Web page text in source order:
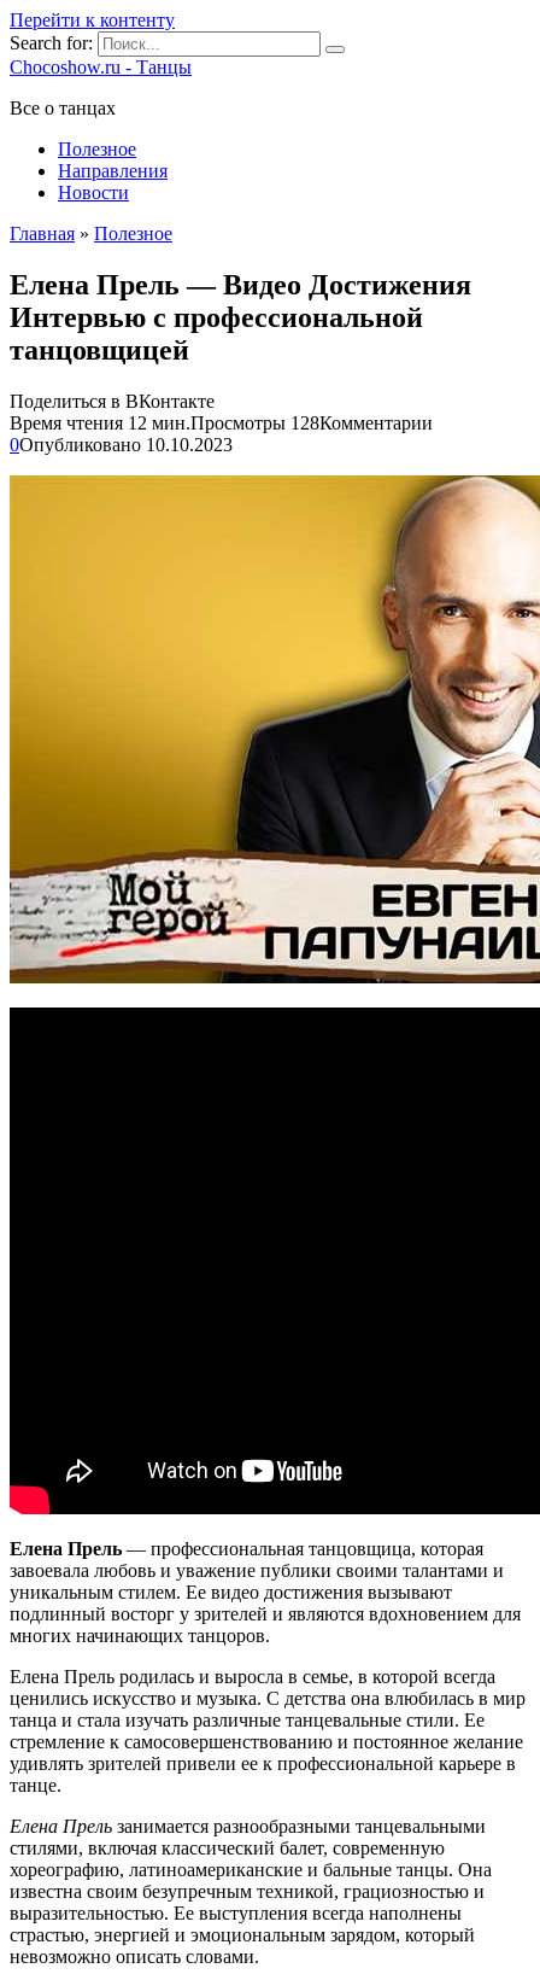
Перейти к контенту
Search for:
Chocoshow.ru - Танцы
Все о танцах
Полезное
Направления
Новости
Главная » Полезное
Елена Прель — Видео Достижения
Интервью с профессиональной
танцовщицей
Поделиться в ВКонтакте
Время чтения 12 мин.Просмотры 128Комментарии
0Опубликовано 10.10.2023
Елена Прель — профессиональная танцовщица, которая
завоевала любовь и уважение публики своими талантами и
уникальным стилем. Ее видео достижения вызывают
подлинный восторг у зрителей и являются вдохновением для
многих начинающих танцоров.
Елена Прель родилась и выросла в семье, в которой всегда
ценились искусство и музыка. С детства она влюбилась в мир
танца и стала изучать различные танцевальные стили. Ее
стремление к самосовершенствованию и постоянное желание
удивлять зрителей привели ее к профессиональной карьере в
танце.
Елена Прель занимается разнообразными танцевальными
стилями, включая классический балет, современную
хореографию, латиноамериканские и бальные танцы. Она
известна своим безупречным техникой, грациозностью и
выразительностью. Ее выступления всегда наполнены
страстью, энергией и эмоциональным зарядом, который
невозможно описать словами.